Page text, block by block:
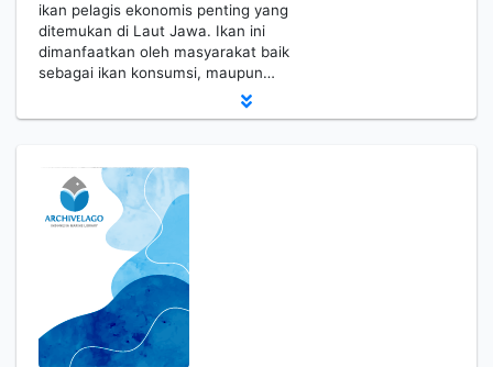
ikan pelagis ekonomis penting yang
ditemukan di Laut Jawa. Ikan ini
dimanfaatkan oleh masyarakat baik
sebagai ikan konsumsi, maupun…